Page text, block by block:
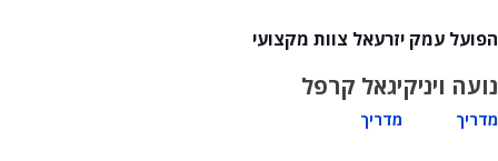
הפועל עמק יזרעאל צוות מקצועי
נועה ויניק
מדריך
יגאל קרפל
מדריך